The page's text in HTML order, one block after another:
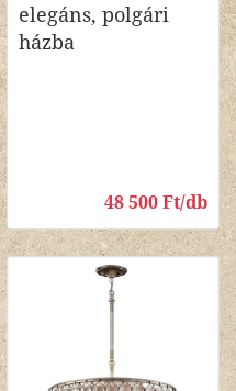
elegáns, polgári
házba
48 500 Ft/db